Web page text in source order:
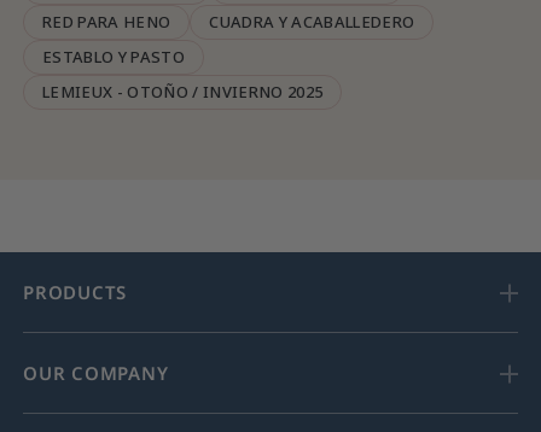
RED PARA HENO
CUADRA Y ACABALLEDERO
ESTABLO Y PASTO
LEMIEUX - OTOÑO / INVIERNO 2025
PRODUCTS
OUR COMPANY